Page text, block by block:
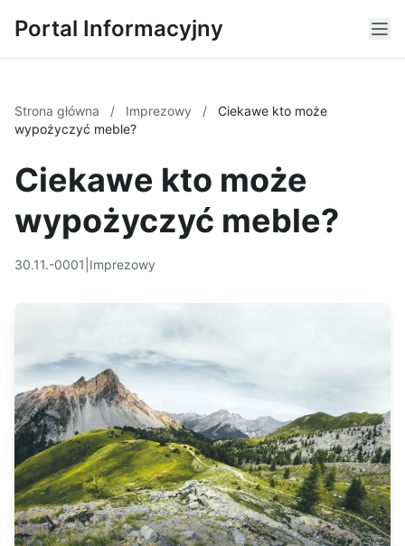
Portal Informacyjny
Strona główna / Imprezowy /
Ciekawe kto może
wypożyczyć meble?
Ciekawe kto może
wypożyczyć meble?
30.11.-0001 Imprezowy